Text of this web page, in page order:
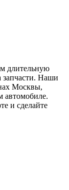
длительную
запчасти. Наши
Москвы,
автомобиле.
и сделайте